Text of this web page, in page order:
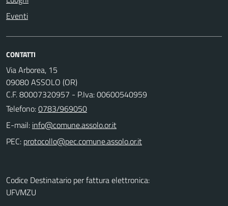
Eventi
CONTATTI
Via Arborea, 15
09080 ASSOLO (OR)
C.F. 80007320957 - P.Iva: 00600540959
Telefono:0783/969050
E-mail:
PEC:
Codice Destinatario per fattura elettronica:
UFVMZU